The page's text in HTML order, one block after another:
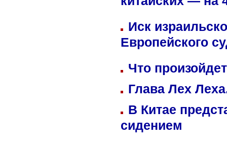
китайских — на
Иск
Европейского
Что
Глава Лех
В Китае
сидением